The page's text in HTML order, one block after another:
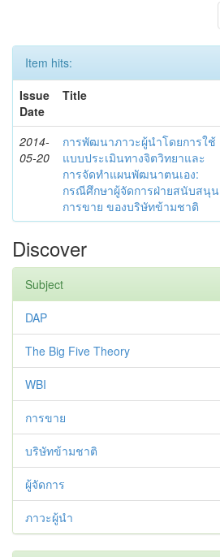
Item hits:
Issue
Date
Title
2014-
05-20
การพัฒนาภาวะผู้นำโดยการใช้
แบบประเมินทางจิตวิทยาและ
การจัดทำแผนพัฒนาตนเอง:
กรณีศึกษาผู้จัดการฝ่ายสนับสนุน
การขาย ของบริษัทข้ามชาติ
Discover
Subject
DAP
The Big Five Theory
WBI
การขาย
บริษัทข้ามชาติ
ผู้จัดการ
ภาวะผู้นำ